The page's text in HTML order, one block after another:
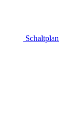
Schaltplan